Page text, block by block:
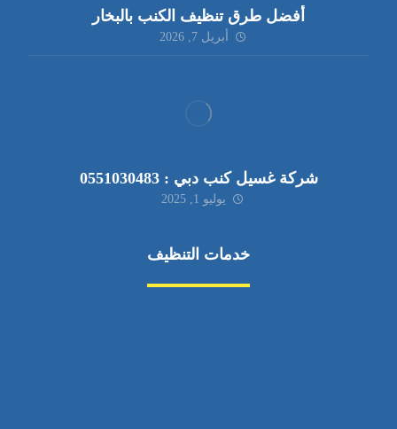
أفضل طرق تنظيف الكنب بالبخار
أبريل 7, 2026
شركة غسيل كنب دبي : 0551030483
يوليو 1, 2025
خدمات التنظيف